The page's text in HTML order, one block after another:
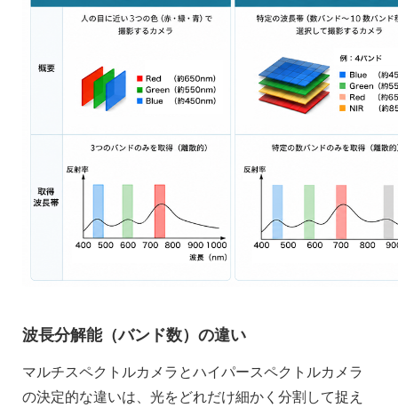
波長分解能（バンド数）の違い
マルチスペクトルカメラとハイパースペクトルカメラ
の決定的な違いは、光をどれだけ細かく分割して捉え